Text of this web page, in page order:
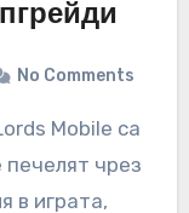
No Comments
чрез
в играта,